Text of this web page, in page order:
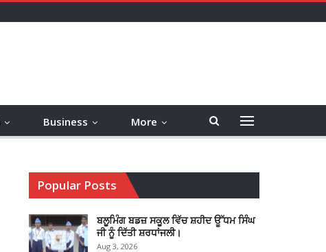
Business More
Popular Posts
ਬਲੂਮਿੰਗ ਬਡਜ਼ ਸਕੂਲ ਵਿੱਚ ਸ਼ਹੀਦ ਊੱਧਮ ਸਿੰਘ
ਜੀ ਨੂੰ ਦਿੱਤੀ ਸ਼ਰਧਾਂਜਲੀ।
Aug 3, 2026